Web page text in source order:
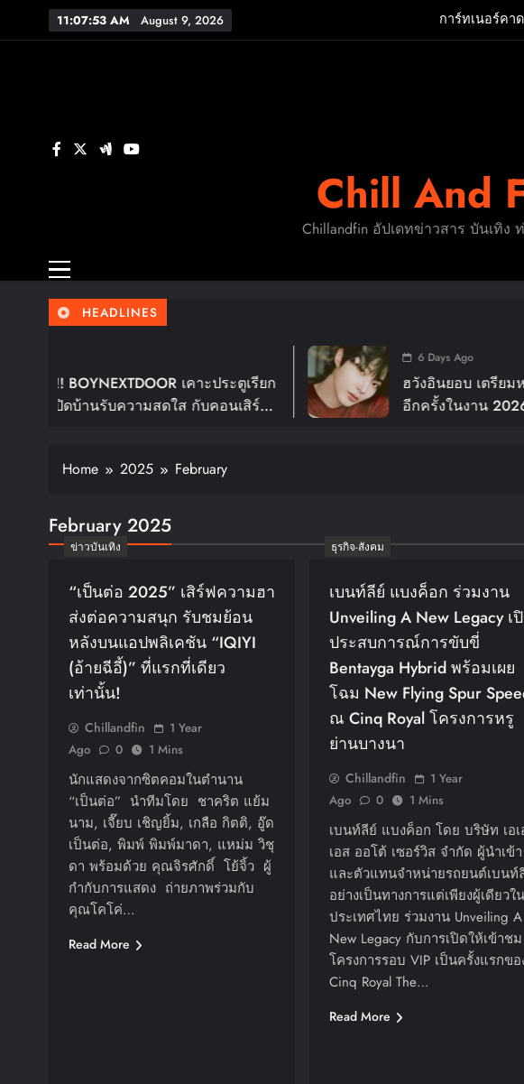
11:07:54 AM August 9, 2026 การ์ทเนอร์คา
‘พี่จอง–คัลแลน’ ชว
การ์ทเนอร์ค
นครปฐมยกระดับ “กล้ว
Chill And
Chillandfin อัปเดทข่าวสาร บันเทิง
HEADLINES
เคาะประตูเรียก
นรับความสดใส กับคอนเสิร์ต
6 Days Ago
ฮวังอินยอบ เตรียมหอบความอ
อีกครั้งในงาน 2026 HWANG
Home
2025 February
February 2025
ข่าวบันเทิง
“เป็นต่อ 2025” เสิร์ฟความฮา
ส่งต่อความสนุก รับชมย้อน
หลังบนแอปพลิเคชัน “iQIYI
(อ้ายฉีอี้)” ที่แรกที่เดียว
เท่านั้น!
Chillandfin
1 Year
Ago
0 1 Mins
นักแสดงจากซิตคอมในตำนาน
“เป็นต่อ” นำทีมโดย ชาคริต แย้ม
นาม, เจี๊ยบ เชิญยิ้ม, เกลือ กิตติ, อู๊ด
เป็นต่อ, พิมพ์ พิมพ์มาดา, แหม่ม วิชุ
ดา พร้อมด้วย คุณจิรศักดิ์ โย้จิ้ว ผู้
กำกับการแสดง ถ่ายภาพร่วมกับ
คุณโคโค่…
Read More
ธุรกิจ-สังคม
เบนท์ลีย์ แบงค็อก ร่วมงาน
Unveiling A New Legacy เ
ประสบการณ์การขับขี่
Bentayga Hybrid พร้อมเผย
โฉม New Flying Spur
ณ Cinq Royal โครงการหรู
ย่านบางนา
Chillandfin
1 Year
Ago
0 1 Mins
เบนท์ลีย์ แบงค็อก โดย บริษัท เอเ
เอส ออโต้ เซอร์วิส จำกัด ผู้นำเข้า
และตัวแทนจำหน่ายรถยนต์เบนท์
อย่างเป็นทางการแต่เพียงผู้เดียวใน
ประเทศไทย ร่วมงาน Unveiling A
New Legacy กับการเปิดให้เข้าชม
โครงการรอบ VIP เป็นครั้งแรกขอ
Cinq Royal The…
Read More